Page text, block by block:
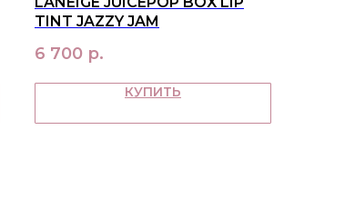
TINT JAZZY JAM
6 700 р.
КУПИТЬ